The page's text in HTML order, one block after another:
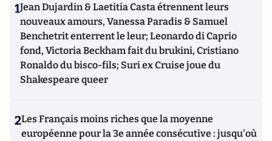
1Jean Dujardin & Laetitia Casta étrennent leurs
nouveaux amours, Vanessa Paradis & Samuel
Benchetrit enterrent le leur; Leonardo di Caprio
fond, Victoria Beckham fait du brukini, Cristiano
Ronaldo du bisco-fils; Suri ex Cruise joue du
Shakespeare queer
2Les Français moins riches que la moyenne
européenne pour la 3e année consécutive : jusqu'où